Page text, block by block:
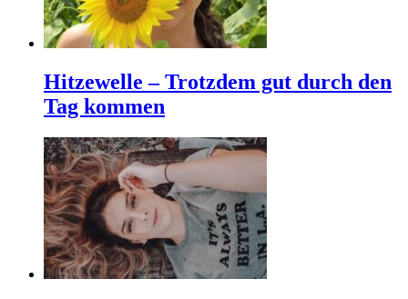
Hitzewelle – Trotzdem gut durch den
Tag kommen